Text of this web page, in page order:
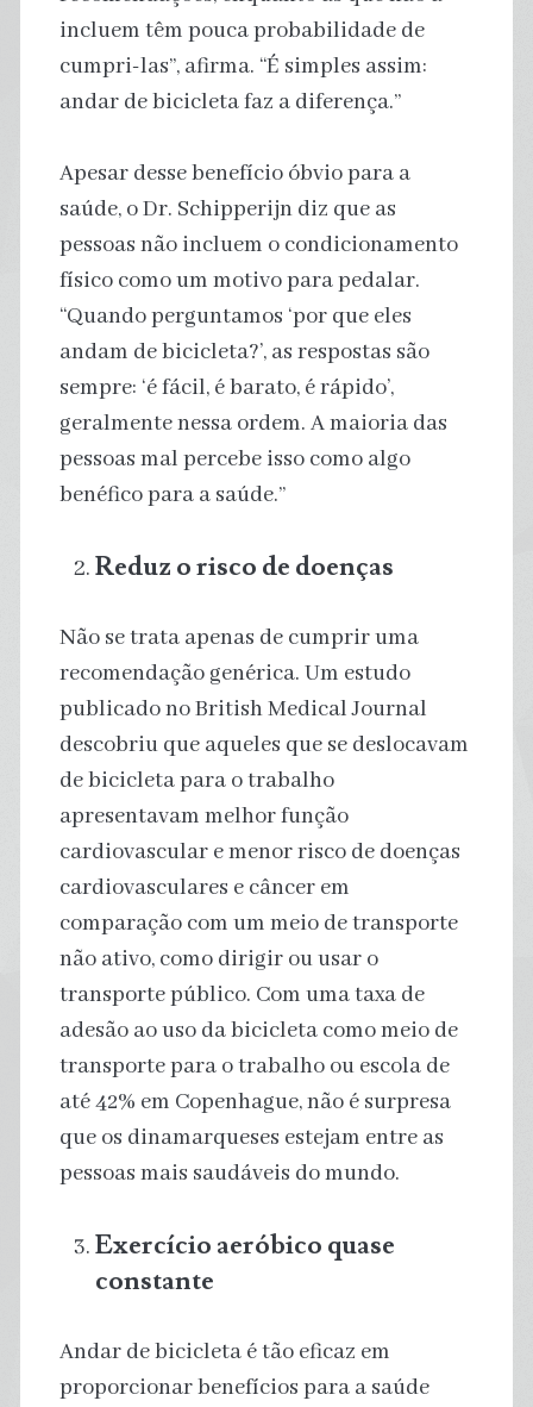
incluem têm pouca probabilidade de
cumpri-las”, afirma. “É simples assim:
andar de bicicleta faz a diferença.”
Apesar desse benefício óbvio para a
saúde, o Dr. Schipperijn diz que as
pessoas não incluem o condicionamento
físico como um motivo para pedalar.
“Quando perguntamos ‘por que eles
andam de bicicleta?’, as respostas são
sempre: ‘é fácil, é barato, é rápido’,
geralmente nessa ordem. A maioria das
pessoas mal percebe isso como algo
benéfico para a saúde.”
Reduz o risco de doenças
Não se trata apenas de cumprir uma
recomendação genérica. Um estudo
publicado no British Medical Journal
descobriu que aqueles que se deslocavam
de bicicleta para o trabalho
apresentavam melhor função
cardiovascular e menor risco de doenças
cardiovasculares e câncer em
comparação com um meio de transporte
não ativo, como dirigir ou usar o
transporte público. Com uma taxa de
adesão ao uso da bicicleta como meio de
transporte para o trabalho ou escola de
até 42% em Copenhague, não é surpresa
que os dinamarqueses estejam entre as
pessoas mais saudáveis ​​do mundo.
Exercício aeróbico quase
constante
Andar de bicicleta é tão eficaz em
proporcionar benefícios para a saúde